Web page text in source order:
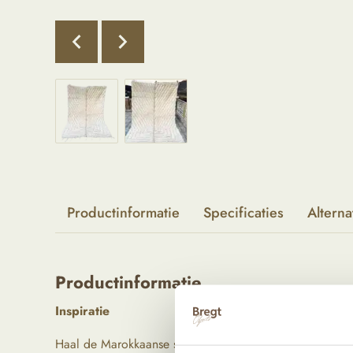
Productinformatie Specificaties
Productinformatie
Inspiratie
Haal de Marokkaanse schoonheid in huis met dit